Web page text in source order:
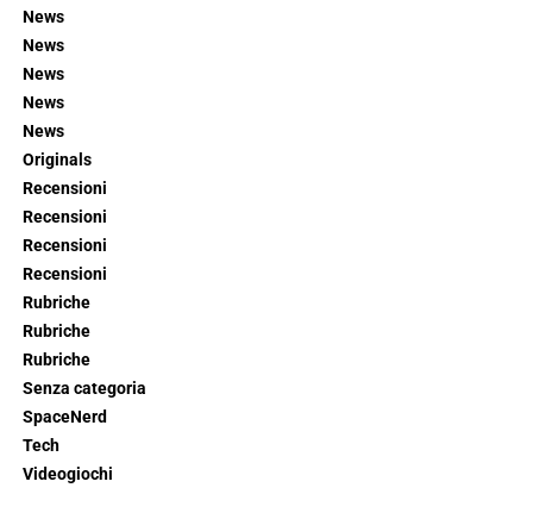
News
News
News
News
News
Originals
Recensioni
Recensioni
Recensioni
Recensioni
Rubriche
Rubriche
Rubriche
Senza categoria
SpaceNerd
Tech
Videogiochi